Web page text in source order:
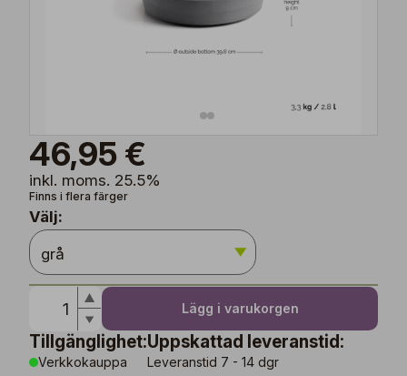
46,95 €
inkl. moms. 25.5%
Finns i flera färger
Välj:
Lägg i varukorgen
Tillgänglighet:
Verkkokauppa
Uppskattad leveranstid:
Leveranstid 7 - 14 dgr